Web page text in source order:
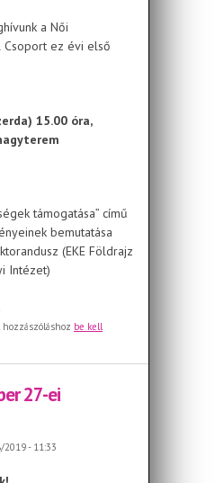
a Női
ez évi első
15.00 óra,
támogatása” című
bemutatása
(EKE Földrajz
Intézet)
2020. januári műhelymunkára
hozzászóláshoz be kell
27-ei
2019 - 11:33